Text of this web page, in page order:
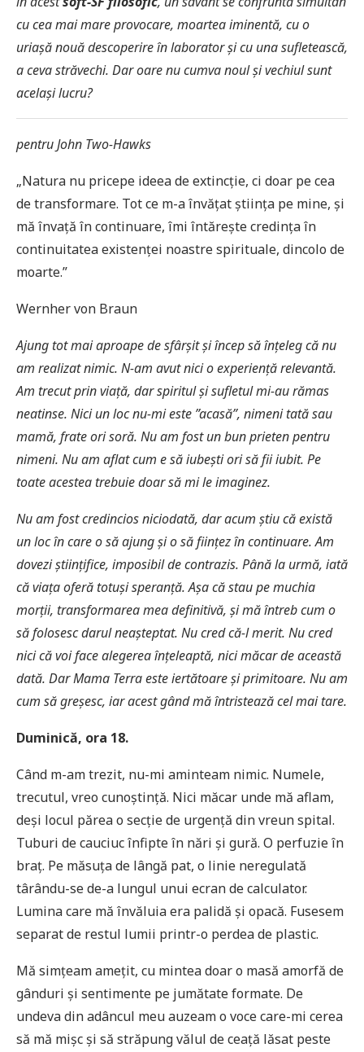
cu cea mai mare provocare, moartea iminentă, cu o
uriașă nouă descoperire în laborator și cu una sufletească,
a ceva străvechi. Dar oare nu cumva noul și vechiul sunt
același lucru?
pentru John Two-Hawks
„Natura nu pricepe ideea de extincție, ci doar pe cea
de transformare. Tot ce m-a învățat știința pe mine, și
mă învață în continuare, îmi întărește credința în
continuitatea existenței noastre spirituale, dincolo de
moarte.”
Wernher von Braun
Ajung tot mai aproape de sfârșit și încep să înțeleg că nu
am realizat nimic. N-am avut nici o experiență relevantă.
Am trecut prin viață, dar spiritul și sufletul mi-au rămas
neatinse. Nici un loc nu-mi este ”acasă”, nimeni tată sau
mamă, frate ori soră. Nu am fost un bun prieten pentru
nimeni. Nu am aflat cum e să iubești ori să fii iubit. Pe
toate acestea trebuie doar să mi le imaginez.
Nu am fost credincios niciodată, dar acum știu că există
un loc în care o să ajung și o să ființez în continuare. Am
dovezi științifice, imposibil de contrazis. Până la urmă, iată
că viața oferă totuși speranță. Așa că stau pe muchia
morții, transformarea mea definitivă, și mă întreb cum o
să folosesc darul neașteptat. Nu cred că-l merit. Nu cred
nici că voi face alegerea înțeleaptă, nici măcar de această
dată. Dar Mama Terra este iertătoare și primitoare. Nu am
cum să greșesc, iar acest gând mă întristează cel mai tare.
Duminică, ora 18.
Când m-am trezit, nu-mi aminteam nimic. Numele,
trecutul, vreo cunoștință. Nici măcar unde mă aflam,
deși locul părea o secție de urgență din vreun spital.
Tuburi de cauciuc înfipte în nări și gură. O perfuzie în
braț. Pe măsuța de lângă pat, o linie neregulată
târându-se de-a lungul unui ecran de calculator.
Lumina care mă învăluia era palidă și opacă. Fusesem
separat de restul lumii printr-o perdea de plastic.
Mă simțeam amețit, cu mintea doar o masă amorfă de
gânduri și sentimente pe jumătate formate. De
undeva din adâncul meu auzeam o voce care-mi cerea
să mă mișc și să străpung vălul de ceață lăsat peste